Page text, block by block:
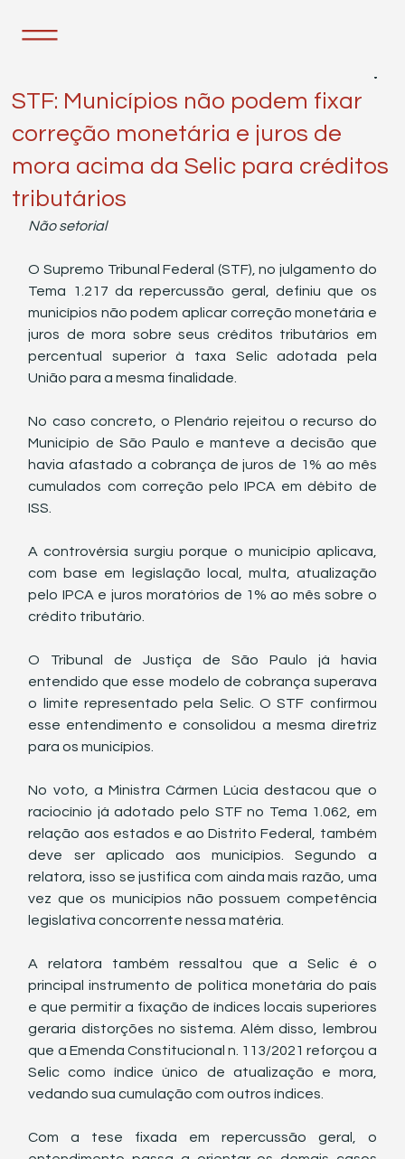
STF: Municípios não podem fixar
correção monetária e juros de
mora acima da Selic para créditos
tributários
Não setorial
O Supremo Tribunal Federal (STF), no julgamento do
Tema 1.217 da repercussão geral, definiu que os
municípios não podem aplicar correção monetária e
juros de mora sobre seus créditos tributários em
percentual superior à taxa Selic adotada pela
União para a mesma finalidade.
No caso concreto, o Plenário rejeitou o recurso do
Município de São Paulo e manteve a decisão que
havia afastado a cobrança de juros de 1% ao mês
cumulados com correção pelo IPCA em débito de
ISS.
A controvérsia surgiu porque o município aplicava,
com base em legislação local, multa, atualização
pelo IPCA e juros moratórios de 1% ao mês sobre o
crédito tributário.
O Tribunal de Justiça de São Paulo já havia
entendido que esse modelo de cobrança superava
o limite representado pela Selic. O STF confirmou
esse entendimento e consolidou a mesma diretriz
para os municípios.
No voto, a Ministra Cármen Lúcia destacou que o
raciocínio já adotado pelo STF no Tema 1.062, em
relação aos estados e ao Distrito Federal, também
deve ser aplicado aos municípios. Segundo a
relatora, isso se justifica com ainda mais razão, uma
vez que os municípios não possuem competência
legislativa concorrente nessa matéria.
A relatora também ressaltou que a Selic é o
principal instrumento de política monetária do país
e que permitir a fixação de índices locais superiores
geraria distorções no sistema. Além disso, lembrou
que a Emenda Constitucional n. 113/2021 reforçou a
Selic como índice único de atualização e mora,
vedando sua cumulação com outros índices.
Com a tese fixada em repercussão geral, o